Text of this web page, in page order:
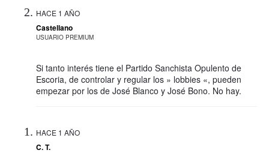
HACE 1 AÑO
Castellano
USUARIO PREMIUM
Si tanto interés tiene el Partido Sanchista Opulento de
Escoria, de controlar y regular los » lobbies «, pueden
empezar por los de José Blanco y José Bono. No hay.
HACE 1 AÑO
C. T.